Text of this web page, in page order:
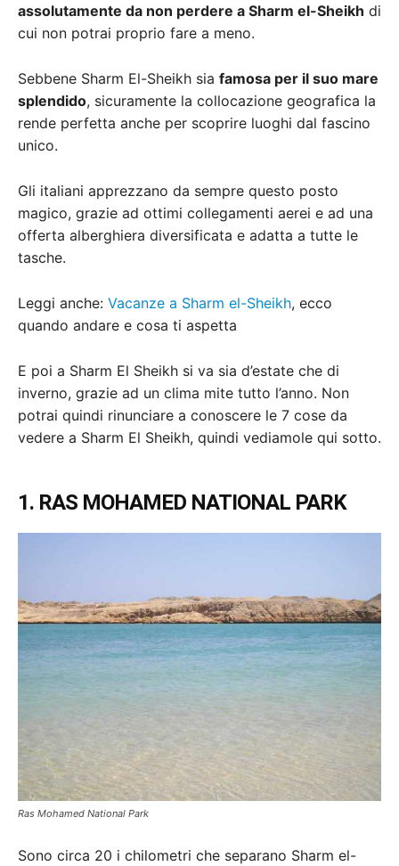
assolutamente da non perdere a Sharm el-Sheikh di
cui non potrai proprio fare a meno.
Sebbene Sharm El-Sheikh sia famosa per il suo mare
splendido, sicuramente la collocazione geografica la
rende perfetta anche per scoprire luoghi dal fascino
unico.
Gli italiani apprezzano da sempre questo posto
magico, grazie ad ottimi collegamenti aerei e ad una
offerta alberghiera diversificata e adatta a tutte le
tasche.
Leggi anche: Vacanze a Sharm el-Sheikh, ecco
quando andare e cosa ti aspetta
E poi a Sharm El Sheikh si va sia d’estate che di
inverno, grazie ad un clima mite tutto l’anno. Non
potrai quindi rinunciare a conoscere le 7 cose da
vedere a Sharm El Sheikh, quindi vediamole qui sotto.
1. RAS MOHAMED NATIONAL PARK
Ras Mohamed National Park
Sono circa 20 i chilometri che separano Sharm el-